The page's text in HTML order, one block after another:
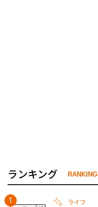
ランキング RANKING
ライフ